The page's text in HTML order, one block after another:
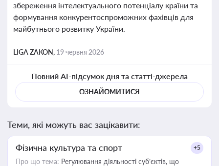
збереження інтелектуального потенціалу країни та
формування конкурентоспроможних фахівців для
майбутнього розвитку України.
LIGA ZAKON, 19 червня 2026
Повний AI-підсумок дня та статті-джерела
ОЗНАЙОМИТИСЯ
Теми, які можуть вас зацікавити:
Фізична культура та спорт +5
Про що тема: Регулювання діяльності суб’єктів, що